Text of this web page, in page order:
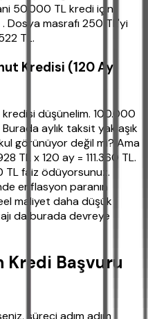
50.000 TL kredi için
Dosya masrafı 250 TL'yi
TL.
Kredisi (120 Ay
düşünelim. 100.000
Burada aylık taksit yaklaşık
görünüyor değil mi? Ama
TL x 120 ay = 111.360 TL.
TL faiz ödüyorsunuz.
enflasyon paranın
maliyet daha düşük
da burada devreye
Kredi Başvuru
süreci adım adım